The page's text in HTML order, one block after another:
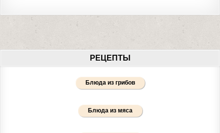
РЕЦЕПТЫ
Блюда из грибов
Блюда из мяса